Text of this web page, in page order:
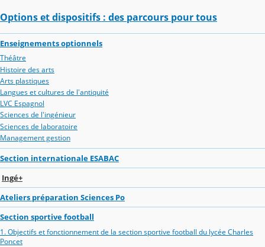
Options et dispositifs : des parcours pour tous
Enseignements optionnels
Théâtre
Histoire des arts
Arts plastiques
Langues et cultures de l'antiquité
LVC Espagnol
Sciences de l'ingénieur
Sciences de laboratoire
Management gestion
Section internationale ESABAC
Ingé+
Ateliers préparation Sciences Po
Section sportive football
1. Objectifs et fonctionnement de la section sportive football du lycée Charles
Poncet